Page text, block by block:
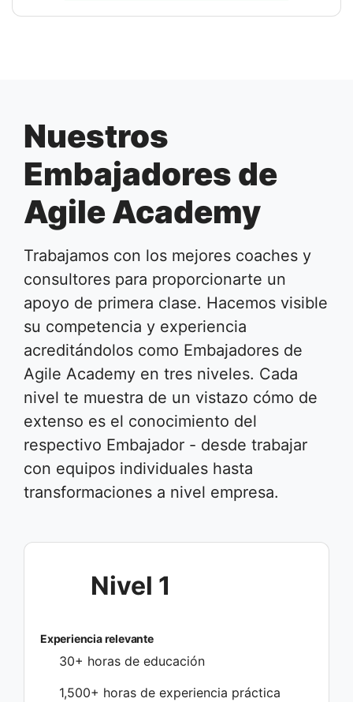
Nuestros
Embajadores de
Agile Academy
Trabajamos con los mejores coaches y
consultores para proporcionarte un
apoyo de primera clase. Hacemos visible
su competencia y experiencia
acreditándolos como Embajadores de
Agile Academy en tres niveles. Cada
nivel te muestra de un vistazo cómo de
extenso es el conocimiento del
respectivo Embajador - desde trabajar
con equipos individuales hasta
transformaciones a nivel empresa.
Nivel 1
Experiencia relevante
30+ horas de educación
1,500+ horas de experiencia práctica